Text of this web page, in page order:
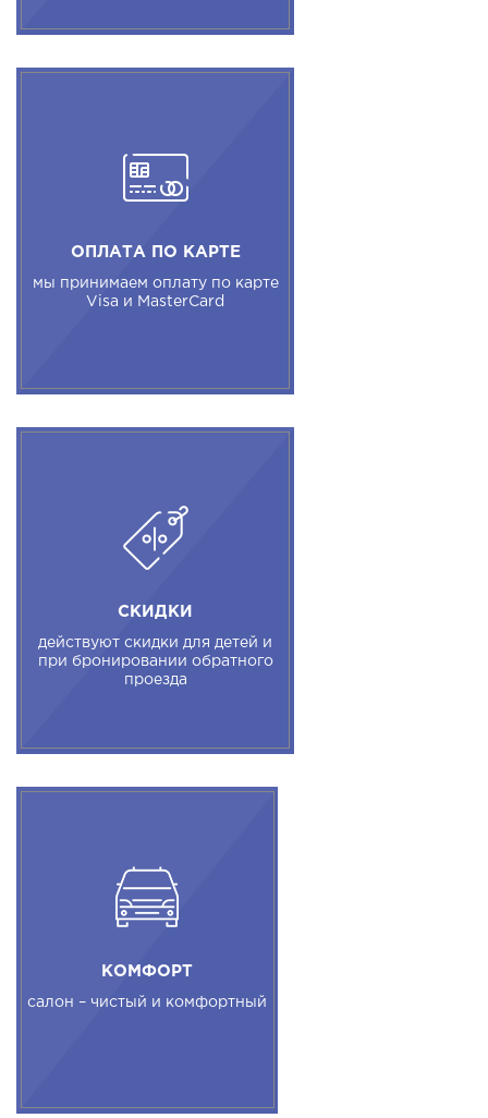
ОПЛАТА ПО КАРТЕ
мы принимаем оплату по карте
Visa и MasterCard
СКИДКИ
действуют скидки для детей и
при бронировании обратного
проезда
КОМФОРТ
салон – чистый и комфортный